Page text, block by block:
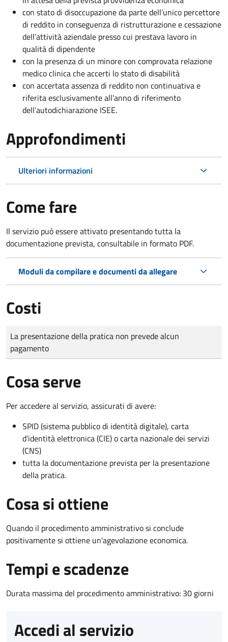
con stato di disoccupazione da parte dell’unico percettore
di reddito in conseguenza di ristrutturazione e cessazione
dell’attività aziendale presso cui prestava lavoro in
qualità di dipendente
con la presenza di un minore con comprovata relazione
medico clinica che accerti lo stato di disabilità
con accertata assenza di reddito non continuativa e
riferita esclusivamente all’anno di riferimento
dell’autodichiarazione ISEE.
Approfondimenti
Ulteriori informazioni
Come fare
Il servizio può essere attivato presentando tutta la
documentazione prevista, consultabile in formato PDF.
Moduli da compilare e documenti da allegare
Costi
Tipo di pagamento
Importo
La presentazione della pratica non prevede alcun
pagamento
Cosa serve
Per accedere al servizio, assicurati di avere:
SPID (sistema pubblico di identità digitale), carta
d’identità elettronica (CIE) o carta nazionale dei servizi
(CNS)
tutta la documentazione prevista per la presentazione
della pratica.
Cosa si ottiene
Quando il procedimento amministrativo si conclude
positivamente si ottiene un'agevolazione economica.
Tempi e scadenze
Durata massima del procedimento amministrativo: 30 giorni
Accedi al servizio